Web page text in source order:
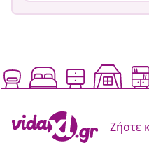
Ζήστε